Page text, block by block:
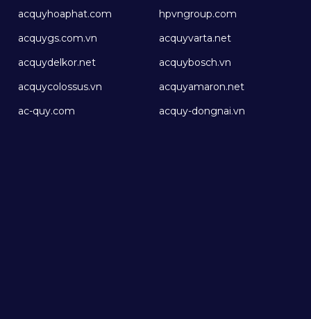
acquyhoaphat.com
hpvngroup.com
acquygs.com.vn
acquyvarta.net
acquydelkor.net
acquybosch.vn
acquycolossus.vn
acquyamaron.net
ac-quy.com
acquy-dongnai.vn